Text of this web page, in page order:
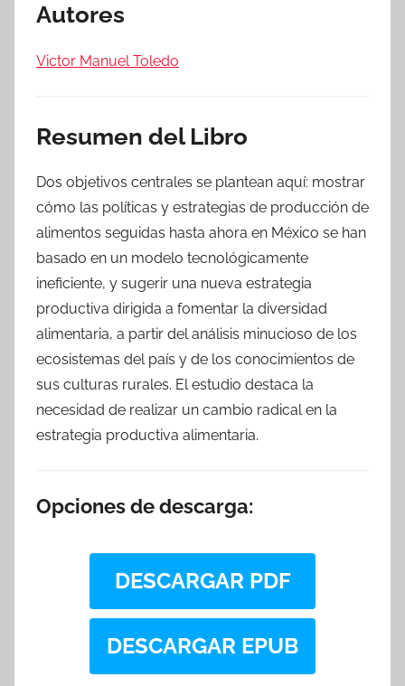
Autores
Victor Manuel Toledo
Resumen del Libro
Dos objetivos centrales se plantean aquí: mostrar
cómo las políticas y estrategias de producción de
alimentos seguidas hasta ahora en México se han
basado en un modelo tecnológicamente
ineficiente, y sugerir una nueva estrategia
productiva dirigida a fomentar la diversidad
alimentaria, a partir del análisis minucioso de los
ecosistemas del país y de los conocimientos de
sus culturas rurales. El estudio destaca la
necesidad de realizar un cambio radical en la
estrategia productiva alimentaria.
Opciones de descarga:
DESCARGAR PDF
DESCARGAR EPUB